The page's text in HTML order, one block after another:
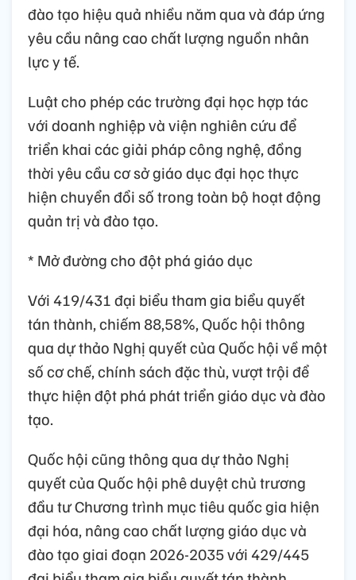
đào tạo hiệu quả nhiều năm qua và đáp ứng
yêu cầu nâng cao chất lượng nguồn nhân
lực y tế.
Luật cho phép các trường đại học hợp tác
với doanh nghiệp và viện nghiên cứu để
triển khai các giải pháp công nghệ, đồng
thời yêu cầu cơ sở giáo dục đại học thực
hiện chuyển đổi số trong toàn bộ hoạt động
quản trị và đào tạo.
* Mở đường cho đột phá giáo dục
Với 419/431 đại biểu tham gia biểu quyết
tán thành, chiếm 88,58%, Quốc hội thông
qua dự thảo Nghị quyết của Quốc hội về một
số cơ chế, chính sách đặc thù, vượt trội để
thực hiện đột phá phát triển giáo dục và đào
tạo.
Quốc hội cũng thông qua dự thảo Nghị
quyết của Quốc hội phê duyệt chủ trương
đầu tư Chương trình mục tiêu quốc gia hiện
đại hóa, nâng cao chất lượng giáo dục và
đào tạo giai đoạn 2026-2035 với 429/445